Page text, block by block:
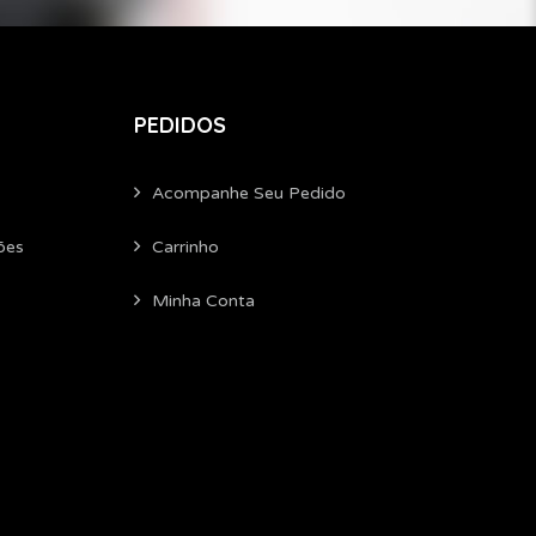
PEDIDOS
Acompanhe Seu Pedido
Carrinho
Minha Conta